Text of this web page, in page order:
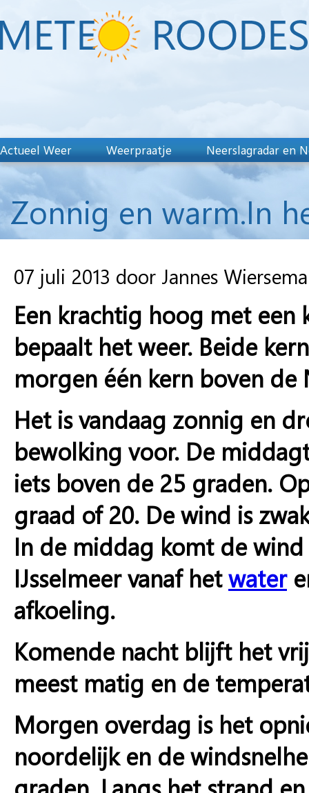
Actueel Weer Weerpraatje Neerslagradar en
Zonnig en warm.In
07 juli 2013 door Jannes Wiersema
Een krachtig hoog met een
bepaalt het weer. Beide
morgen één kern boven de
Het is vandaag zonnig en
bewolking voor. De
iets boven de 25 graden.
graad of 20. De wind is
In de middag komt de
IJsselmeer vanaf hetwater
afkoeling.
Komende nacht blijft het
meest matig en de
Morgen overdag is het
noordelijk en de